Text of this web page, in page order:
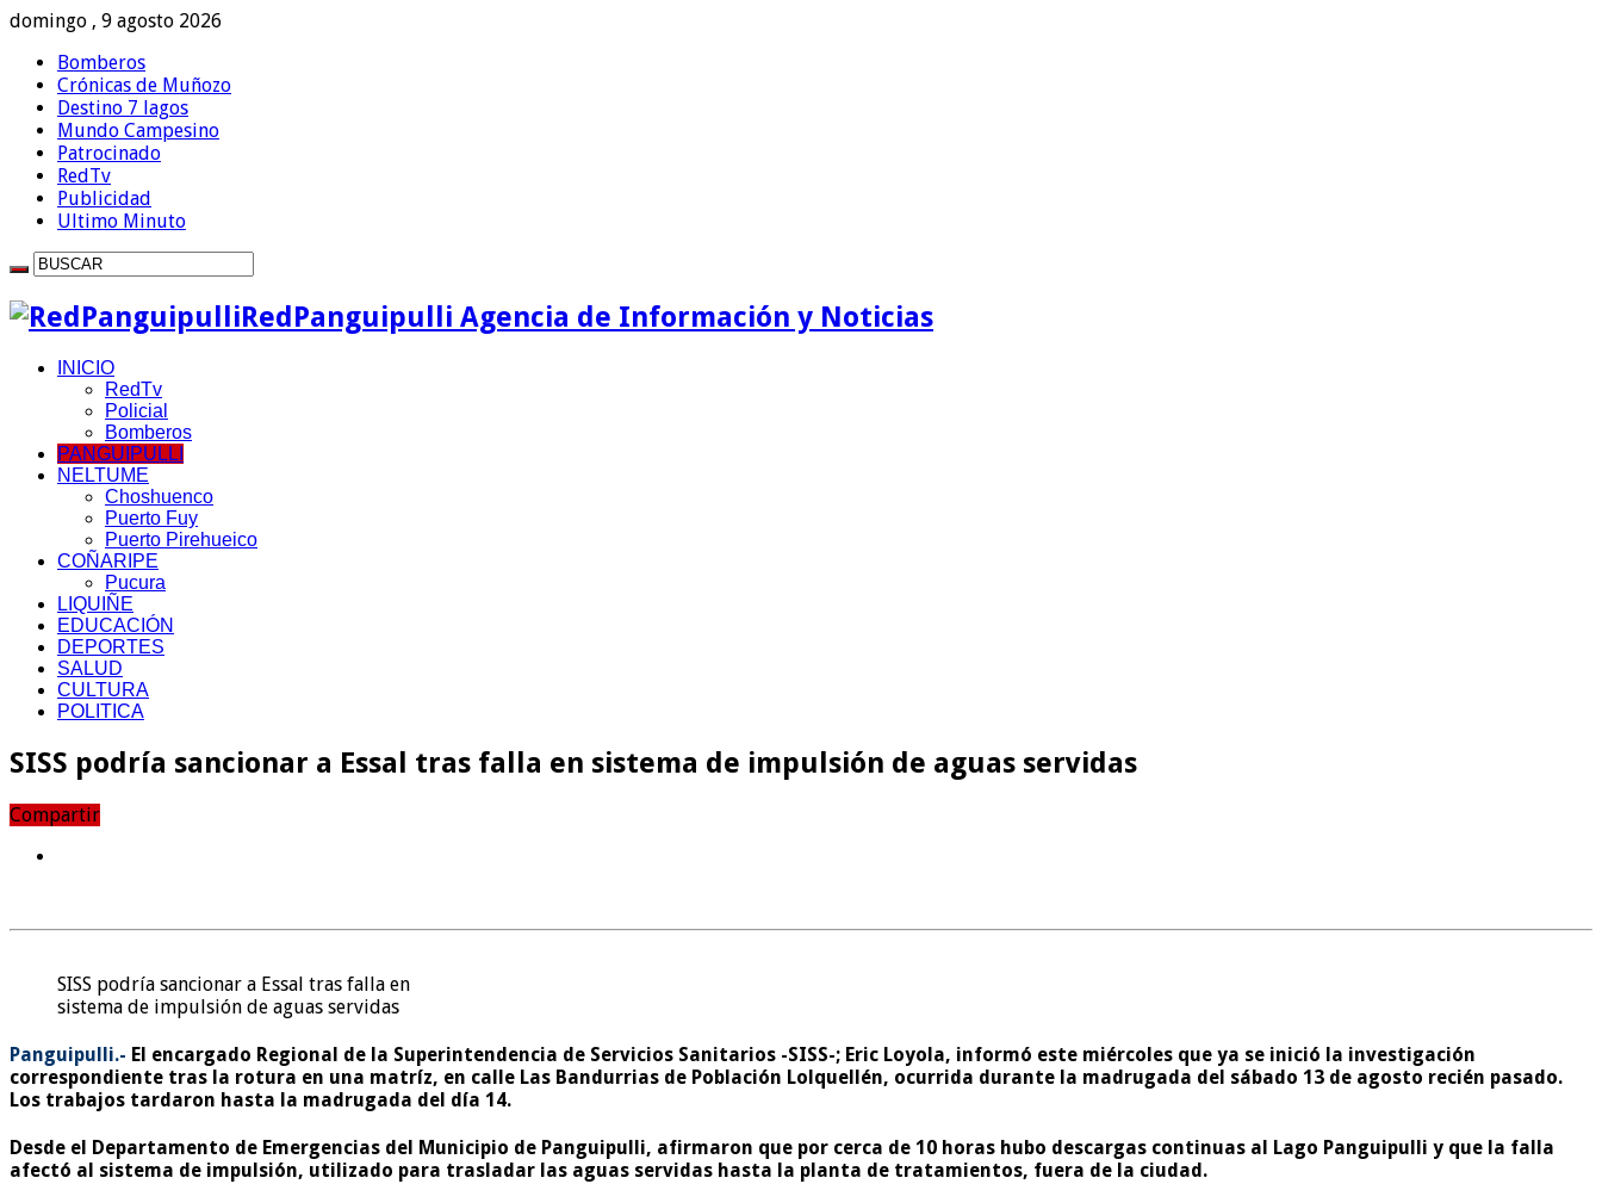
domingo , 9 agosto 2026
Bomberos
Crónicas de Muñozo
Destino 7 lagos
Mundo Campesino
Patrocinado
RedTv
Publicidad
Ultimo Minuto
RedPanguipulli Agencia de Información y Noticias
INICIO
RedTv
Policial
Bomberos
PANGUIPULLI
NELTUME
Choshuenco
Puerto Fuy
Puerto Pirehueico
COÑARIPE
Pucura
LIQUIÑE
EDUCACIÓN
DEPORTES
SALUD
CULTURA
POLITICA
SISS podría sancionar a Essal tras falla en sistema de impulsión de aguas servidas
Compartir
SISS podría sancionar a Essal tras falla en
sistema de impulsión de aguas servidas
Panguipulli.- El encargado Regional de la Superintendencia de Servicios Sanitarios -SISS-; Eric Loyola, informó este miércoles que ya se inició la investigación
correspondiente tras la rotura en una matríz, en calle Las Bandurrias de Población Lolquellén, ocurrida durante la madrugada del sábado 13 de agosto recién pasado.
Los trabajos tardaron hasta la madrugada del día 14.
Desde el Departamento de Emergencias del Municipio de Panguipulli, afirmaron que por cerca de 10 horas hubo descargas continuas al Lago Panguipulli y que la falla
afectó al sistema de impulsión, utilizado para trasladar las aguas servidas hasta la planta de tratamientos, fuera de la ciudad.